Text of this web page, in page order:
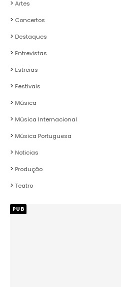
Artes
Concertos
Destaques
Entrevistas
Estreias
Festivais
Música
Música Internacional
Música Portuguesa
Noticias
Produção
Teatro
PUB